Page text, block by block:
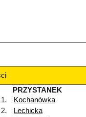
PRZYSTANEK
1.
Kochanówka
2. Lechicka